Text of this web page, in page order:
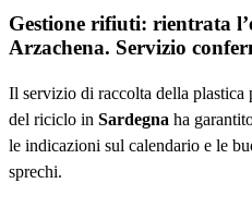
Gestione rifiuti: rientrata
Arzachena. Servizio
Il servizio di raccolta della plastica
del riciclo in Sardegna ha
le indicazioni sul calendario e le
sprechi.